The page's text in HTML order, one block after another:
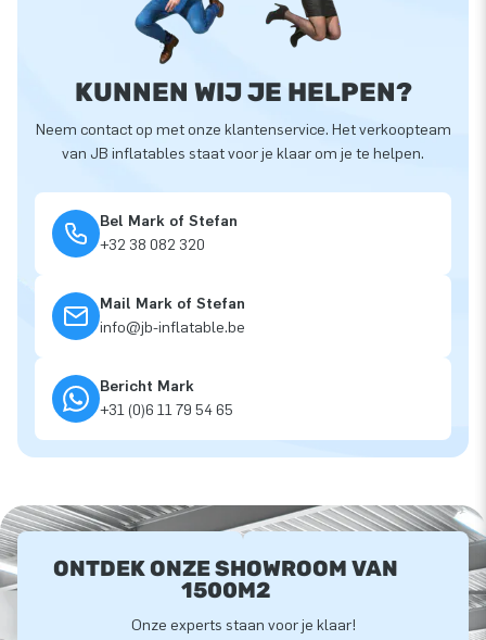
KUNNEN WIJ JE HELPEN?
Neem contact op met onze klantenservice. Het verkoopteam
van JB inflatables staat voor je klaar om je te helpen.
Bel Mark of Stefan
+32 38 082 320
Mail Mark of Stefan
info@jb-inflatable.be
Bericht Mark
+31 (0)6 11 79 54 65
ONTDEK ONZE SHOWROOM VAN
1500M2
Onze experts staan voor je klaar!